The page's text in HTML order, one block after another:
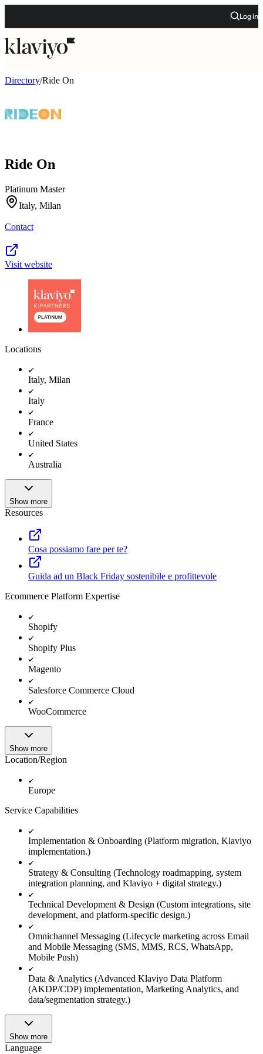
Log in
Directory/Ride On
Ride On
Platinum Master
Italy, Milan
Contact
Visit website
Locations
Italy, Milan
Italy
France
United States
Australia
Show more
Resources
Cosa possiamo fare per te?
Guida ad un Black Friday sostenibile e profittevole
Ecommerce Platform Expertise
Shopify
Shopify Plus
Magento
Salesforce Commerce Cloud
WooCommerce
Show more
Location/Region
Europe
Service Capabilities
Implementation & Onboarding (Platform migration, Klaviyo
implementation.)
Strategy & Consulting (Technology roadmapping, system
integration planning, and Klaviyo + digital strategy.)
Technical Development & Design (Custom integrations, site
development, and platform-specific design.)
Omnichannel Messaging (Lifecycle marketing across Email
and Mobile Messaging (SMS, MMS, RCS, WhatsApp,
Mobile Push)
Data & Analytics (Advanced Klaviyo Data Platform
(AKDP/CDP) implementation, Marketing Analytics, and
data/segmentation strategy.)
Show more
Language